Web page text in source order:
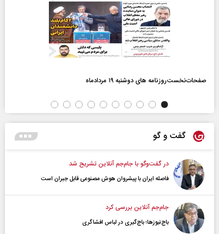
صفحات‌نخست‌روزنامه ها‌ی دوشنبه ۱۹ مردادماه
گفت و گو
در گفت‌و‌گو با جام‌جم آنلاین تشریح شد
فاصله ایران با پیشرو‌ان هوش مصنوعی قابل جبران است
جام‌جم آنلاین بررسی کرد
باج‌نیوزها؛ باج‌گیری در لباس افشاگری